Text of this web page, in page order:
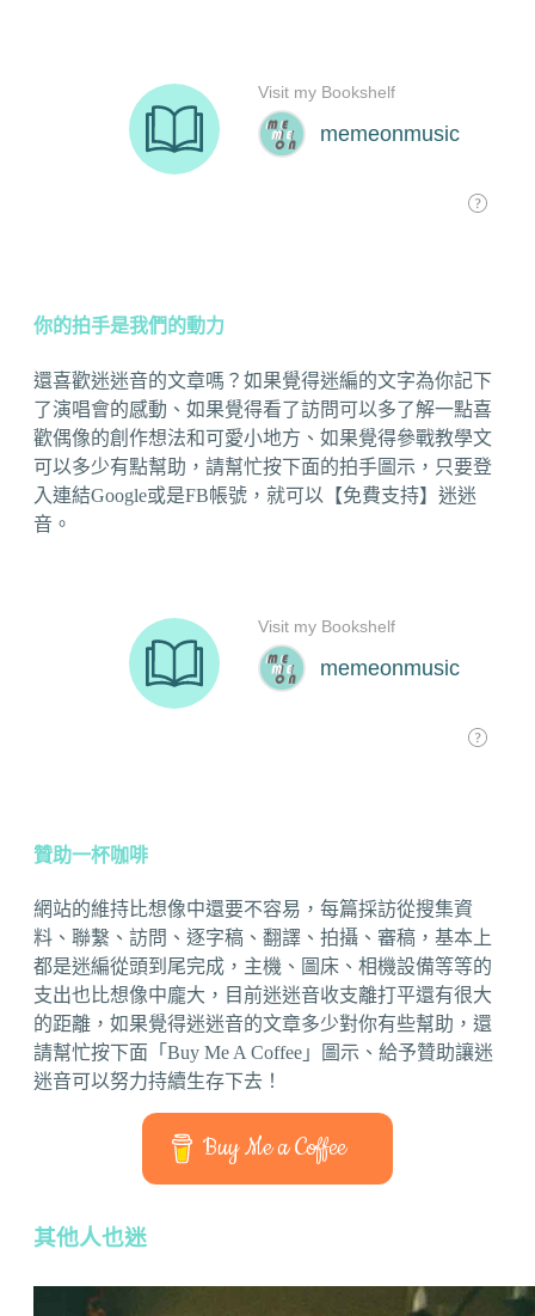
你的拍手是我們的動力
還喜歡迷迷音的文章嗎？如果覺得迷編的文字為你記下
了演唱會的感動、如果覺得看了訪問可以多了解一點喜
歡偶像的創作想法和可愛小地方、如果覺得參戰教學文
可以多少有點幫助，請幫忙按下面的拍手圖示，只要登
入連結Google或是FB帳號，就可以【免費支持】迷迷
音。
贊助一杯咖啡
網站的維持比想像中還要不容易，每篇採訪從搜集資
料、聯繫、訪問、逐字稿、翻譯、拍攝、審稿，基本上
都是迷編從頭到尾完成，主機、圖床、相機設備等等的
支出也比想像中龐大，目前迷迷音收支離打平還有很大
的距離，如果覺得迷迷音的文章多少對你有些幫助，還
請幫忙按下面「Buy Me A Coffee」圖示、給予贊助讓迷
迷音可以努力持續生存下去！
Buy Me a Coffee
其他人也迷